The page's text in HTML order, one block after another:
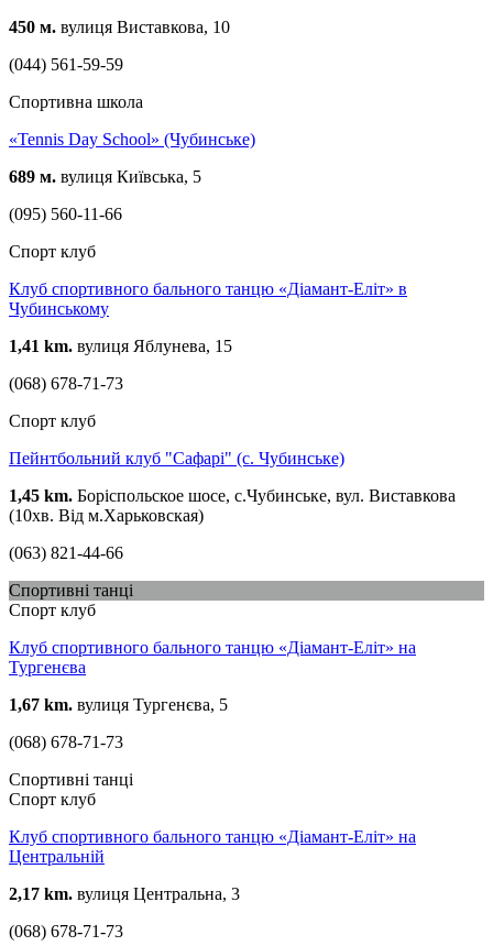
450 м. вулиця Виставкова, 10
(044) 561-59-59
Спортивна школа
«Tennis Day School» (Чубинське)
689 м. вулиця Київська, 5
(095) 560-11-66
Спорт клуб
Клуб спортивного бального танцю «Діамант-Еліт» в
Чубинському
1,41 km. вулиця Яблунева, 15
(068) 678-71-73
Спорт клуб
Пейнтбольний клуб "Сафарі" (с. Чубинське)
1,45 km. Боріспольское шосе, с.Чубинське, вул. Виставкова
(10хв. Від м.Харьковская)
(063) 821-44-66
Спортивні танці
Спорт клуб
Клуб спортивного бального танцю «Діамант-Еліт» на
Тургенєва
1,67 km. вулиця Тургенєва, 5
(068) 678-71-73
Спортивні танці
Спорт клуб
Клуб спортивного бального танцю «Діамант-Еліт» на
Центральній
2,17 km. вулиця Центральна, 3
(068) 678-71-73